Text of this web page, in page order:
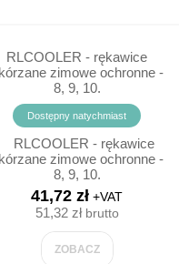
OBUWIE
BUTY
RLCOOLER - rękawice
zimowe ochronne -
8, 9, 10.
Dostępny natychmiast
41,72 zł +VAT
51,32 złbrutto
ZOBACZ